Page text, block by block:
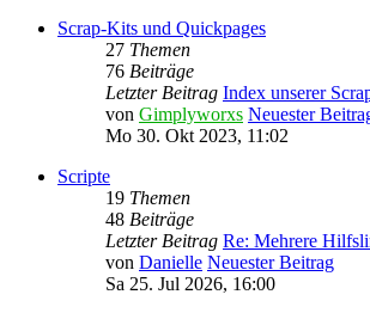
Scrap-Kits und Quickpages
27 Themen
76 Beiträge
Letzter Beitrag Index unserer
von Gimplyworxs Neuester
Mo 30. Okt 2023, 11:02
Scripte
19 Themen
48 Beiträge
Letzter Beitrag Re: Mehrere
von Danielle Neuester Beitrag
Sa 25. Jul 2026, 16:00